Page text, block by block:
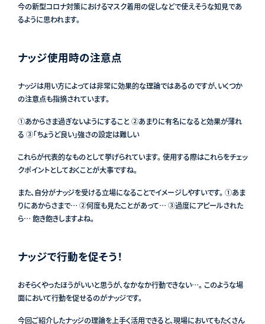
今の新型コロナ対策におけるマスク着用の促しなどで使えそうな知見であ
るように思われます。
ナッジ使用時の注意点
ナッジは用い方によっては非常に効果的な理論ではあるのですが、いくつか
の注意点も指摘されています。
①あからさま過ぎないようにすること ②あまりに有名になると効果が薄れ
る ③「ちょうど良い」強さの設定は難しい
これらが代表的なものとして挙げられています。 使用する際はこれらをチェッ
クポイントとしておくことが大事ですね。
また、自分がナッジを受ける立場になることでイメージしやすいです。 ①あま
りにあからさまで… ②何度も見たことがあって… ③過度にアピールされた
ら… 飽き飽きしますよね。
ナッジで行動を促そう！
おそらくやったほうがいいと思うが、なかなか行動できない…。 このような場
面において行動を促せるのがナッジです。
今回ご紹介したナッジの理論を上手く活用できると、現場においてもたくさん